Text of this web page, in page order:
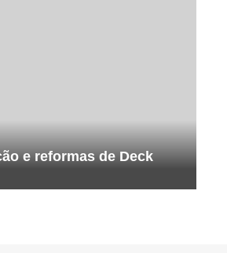
e reformas de Deck